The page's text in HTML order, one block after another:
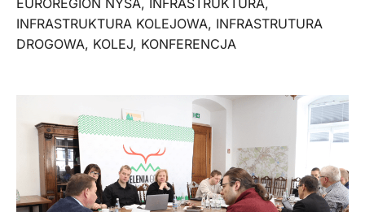
EUROREGION NYSA, INFRASTRUKTURA,
INFRASTRUKTURA KOLEJOWA, INFRASTRUTURA
DROGOWA, KOLEJ, KONFERENCJA